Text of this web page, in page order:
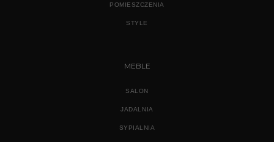
POMIESZCZENIA
STYLE
MEBLE
SALON
JADALNIA
SYPIALNIA